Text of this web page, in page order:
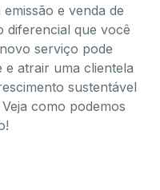
e venda de
diferencial que você
serviço pode
e atrair uma clientela
sustentável
como podemos